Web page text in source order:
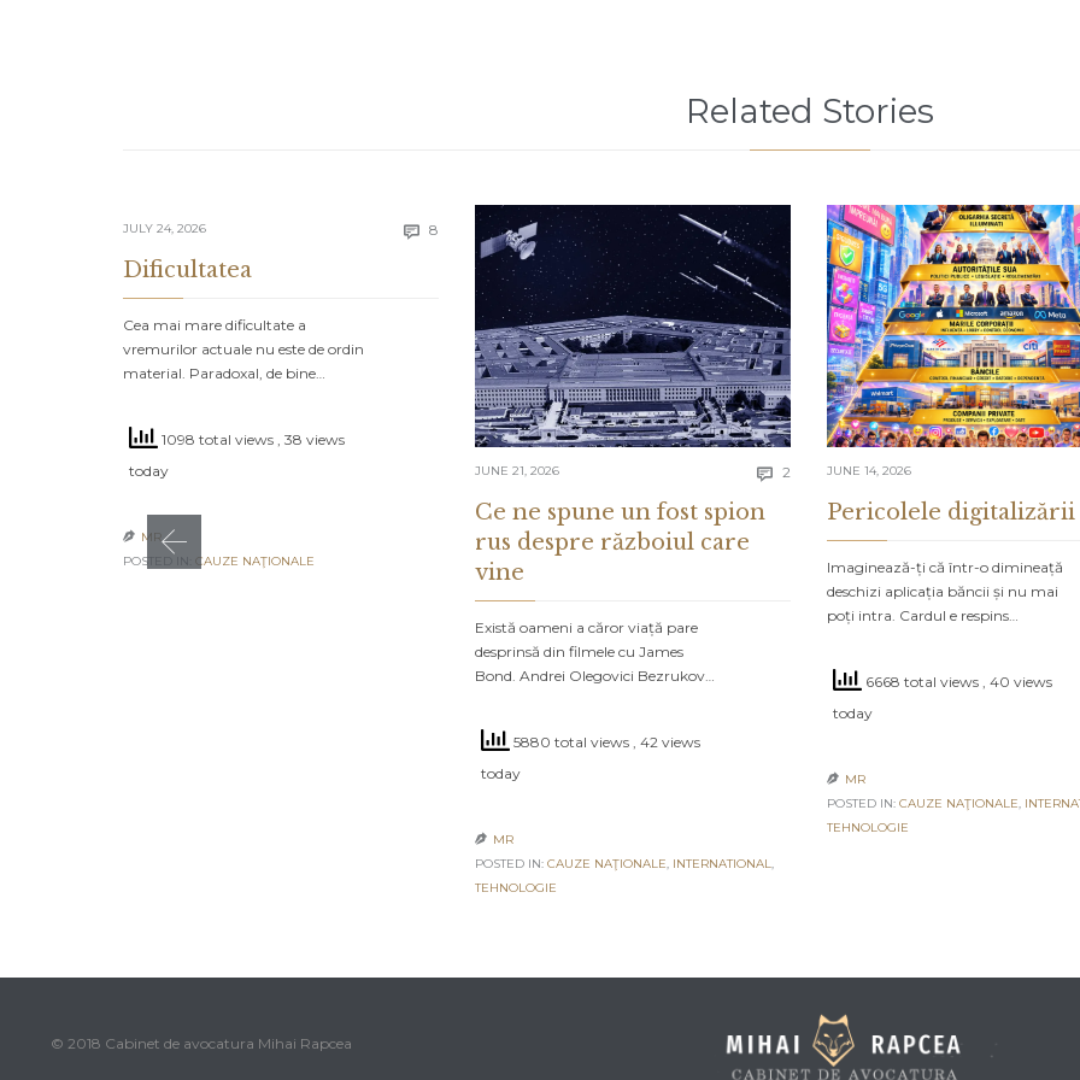
Related Stories
JULY 24, 2026  8 Comments
Dificultatea
Cea mai mare dificultate a
vremurilor actuale nu este de ordin
material. Paradoxal, de bine…
1098 total views , 38 views
today
 MR
POSTED IN: CAUZE NAŢIONALE
JUNE 21, 2026  2 Comments
Ce ne spune un fost spion
rus despre războiul care
vine
Există oameni a căror viață pare
desprinsă din filmele cu James
Bond. Andrei Olegovici Bezrukov…
5880 total views , 42 views
today
 MR
POSTED IN: CAUZE NAŢIONALE, INTERNATIONAL,
TEHNOLOGIE
JUNE 14, 2026
Pericolele digitalizării
Imaginează-ți că într-o dimineață
deschizi aplicația băncii și nu mai
poți intra. Cardul e respins…
6668 total views , 40 views
today
 MR
POSTED IN: CAUZE NAŢIONALE,
TEHNOLOGIE
© 2018 Cabinet de avocatura Mihai Rapcea